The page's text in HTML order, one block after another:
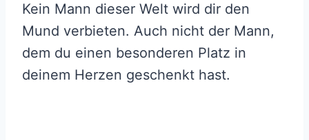
Kein Mann dieser Welt wird dir den
Mund verbieten. Auch nicht der Mann,
dem du einen besonderen Platz in
deinem Herzen geschenkt hast.